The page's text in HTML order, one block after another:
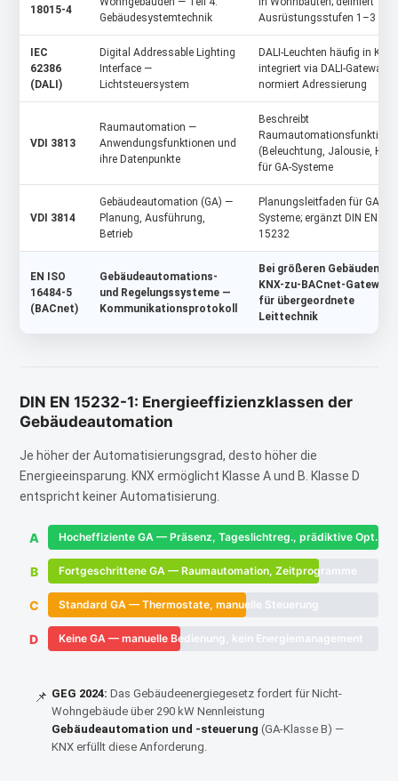
18015-4
Gebäudesystemtechnik
Ausrüstungsstufen 1–3
IEC
62386
(DALI)
Digital Addressable Lighting
Interface —
Lichtsteuersystem
DALI-Leuchten häufig in KNX
integriert via DALI-Gateway;
normiert Adressierung
VDI 3813
Raumautomation —
Anwendungsfunktionen und
ihre Datenpunkte
Beschreibt
(Beleuchtung, Jalousie, HLK)
für GA-Systeme
VDI 3814
Gebäudeautomation (GA) —
Planung, Ausführung,
Betrieb
Planungsleitfaden für GA-
Systeme; ergänzt DIN EN
15232
EN ISO
16484-5
(BACnet)
Gebäudeautomations-
und Regelungssysteme —
Kommunikationsprotokoll
Bei größeren Gebäuden:
KNX-zu-BACnet-Gateway
für übergeordnete
Leittechnik
DIN EN 15232-1: Energieeffizienzklassen der
Gebäudeautomation
Je höher der Automatisierungsgrad, desto höher die
Energieeinsparung. KNX ermöglicht Klasse A und B. Klasse D
entspricht keiner Automatisierung.
A Hocheffiziente GA — Präsenz, Tageslichtreg., prädiktive Opt.
B Fortgeschrittene GA — Raumautomation, Zeitprogramme
C Standard GA — Thermostate, manuelle Steuerung
D Keine GA — manuelle Bedienung, kein Energiemanagement
📌 GEG 2024: Das Gebäudeenergiegesetz fordert für Nicht-
Wohngebäude über 290 kW Nennleistung
Gebäudeautomation und -steuerung (GA-Klasse B) —
KNX erfüllt diese Anforderung.